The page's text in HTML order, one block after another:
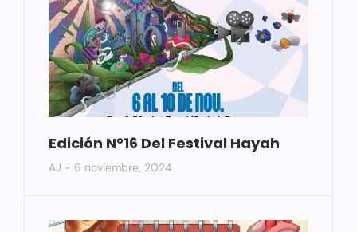
Edición N°16 Del Festival Hayah
AJ 6 noviembre, 2024